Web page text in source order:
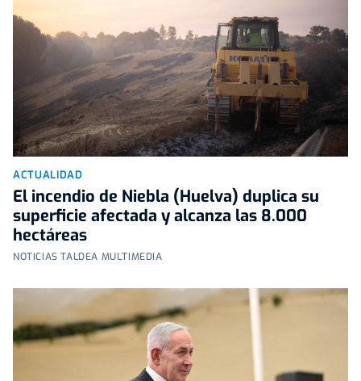
ACTUALIDAD
El incendio de Niebla (Huelva) duplica su
superficie afectada y alcanza las 8.000
hectáreas
NOTICIAS TALDEA MULTIMEDIA